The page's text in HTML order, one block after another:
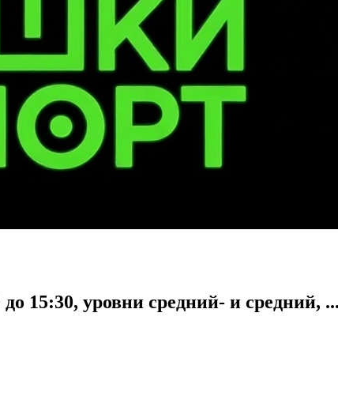
15:30, уровни средний- и средний,